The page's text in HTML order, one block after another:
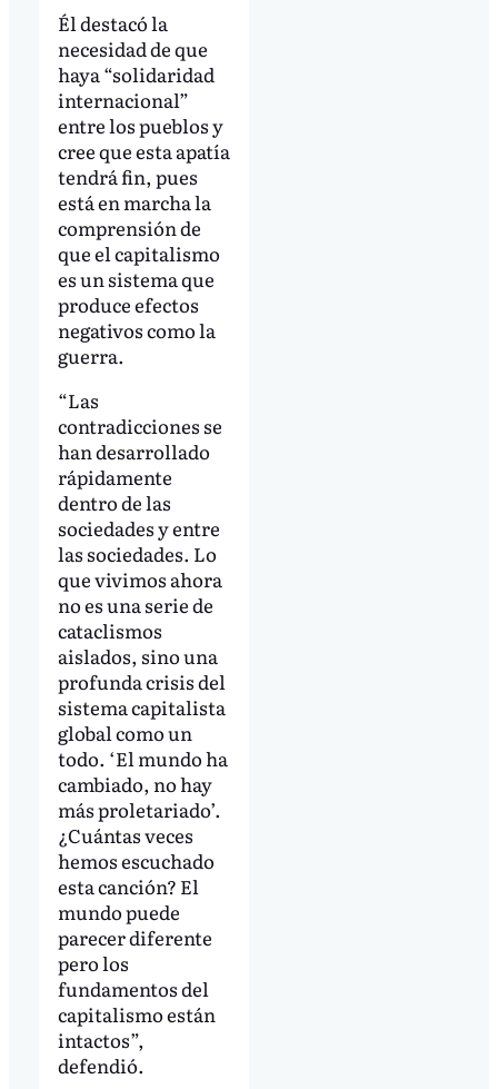
Él destacó la
necesidad de que
haya “solidaridad
internacional”
entre los pueblos y
cree que esta apatía
tendrá fin, pues
está en marcha la
comprensión de
que el capitalismo
es un sistema que
produce efectos
negativos como la
guerra.
“Las
contradicciones se
han desarrollado
rápidamente
dentro de las
sociedades y entre
las sociedades. Lo
que vivimos ahora
no es una serie de
cataclismos
aislados, sino una
profunda crisis del
sistema capitalista
global como un
todo. ‘El mundo ha
cambiado, no hay
más proletariado’.
¿Cuántas veces
hemos escuchado
esta canción? El
mundo puede
parecer diferente
pero los
fundamentos del
capitalismo están
intactos”,
defendió.